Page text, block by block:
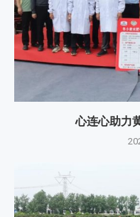
心连心助力